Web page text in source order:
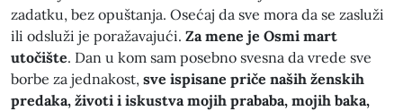
zadatku, bez opuštanja. Osećaj da sve mora da se zasluži
ili odsluži je poražavajući. Za mene je Osmi mart
utočište. Dan u kom sam posebno svesna da vrede sve
borbe za jednakost, sve ispisane priče naših ženskih
predaka, životi i iskustva mojih prababa, mojih baka,